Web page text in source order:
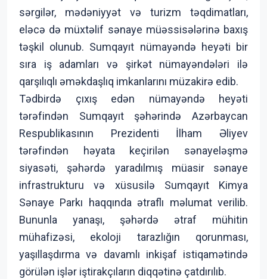
sərgilər, mədəniyyət və turizm təqdimatları,
eləcə də müxtəlif sənaye müəssisələrinə baxış
təşkil olunub. Sumqayıt nümayəndə heyəti bir
sıra iş adamları və şirkət nümayəndələri ilə
qarşılıqlı əməkdaşlıq imkanlarını müzakirə edib.
Tədbirdə çıxış edən nümayəndə heyəti
tərəfindən Sumqayıt şəhərində Azərbaycan
Respublikasının Prezidenti İlham Əliyev
tərəfindən həyata keçirilən sənayeləşmə
siyasəti, şəhərdə yaradılmış müasir sənaye
infrastrukturu və xüsusilə Sumqayıt Kimya
Sənaye Parkı haqqında ətraflı məlumat verilib.
Bununla yanaşı, şəhərdə ətraf mühitin
mühafizəsi, ekoloji tarazlığın qorunması,
yaşıllaşdırma və davamlı inkişaf istiqamətində
görülən işlər iştirakçıların diqqətinə çatdırılıb.